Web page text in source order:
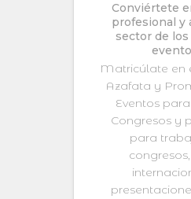
Conviértete
profesional y
sector de los
Matricúlate en
Azafata y
Eventos
Congresos y
para